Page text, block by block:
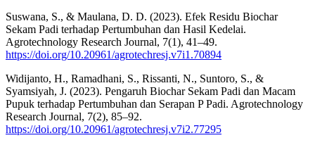
Suswana, S., & Maulana, D. D. (2023). Efek Residu Biochar
Sekam Padi terhadap Pertumbuhan dan Hasil Kedelai.
Agrotechnology Research Journal, 7(1), 41–49.
https://doi.org/10.20961/agrotechresj.v7i1.70894
Widijanto, H., Ramadhani, S., Rissanti, N., Suntoro, S., &
Syamsiyah, J. (2023). Pengaruh Biochar Sekam Padi dan Macam
Pupuk terhadap Pertumbuhan dan Serapan P Padi. Agrotechnology
Research Journal, 7(2), 85–92.
https://doi.org/10.20961/agrotechresj.v7i2.77295